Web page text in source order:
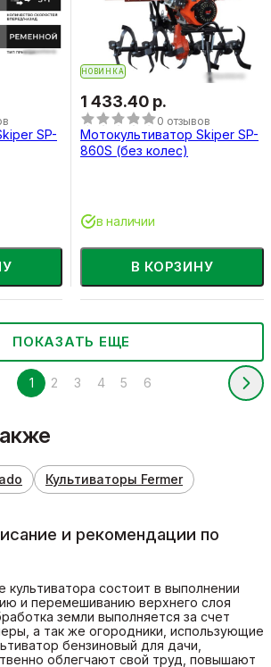
SP-
НОВИНКА
1 433.40 р.
0 отзывов
Мотокультиватор Skiper SP-
860S (без колес)
В КОРЗИНУ
в наличии
ПОКАЗАТЬ ЕЩЕ
1 2 3 4 5 6
Культиваторы Fermer
и рекомендации по
культиватора состоит в выполнении
и перемешиванию верхнего слоя
земли выполняется за счет
а так же огородники, использующие
бензиновый для дачи,
облегчают свой труд, повышают